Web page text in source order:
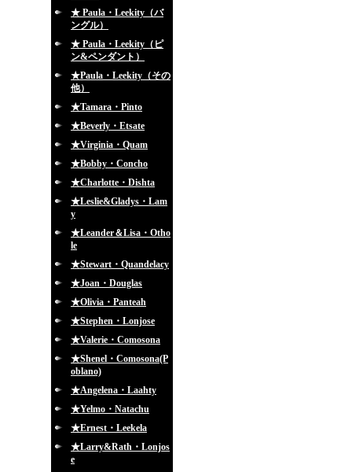
★ Paula・Leekity（バ
ングル）
★ Paula・Leekity（ピ
ン&ペンダント）
★Paula・Leekity（その
他）
★Tamara・Pinto
★Beverly・Etsate
★Virginia・Quam
★Bobby・Concho
★Charlotte・Dishta
★Leslie&Gladys・Lam
y
★Leander＆Lisa・Otho
le
★Stewart・Quandelacy
★Joan・Douglas
★Olivia・Panteah
★Stephen・Lonjose
★Valerie・Comosona
★Shenel・Comosona(P
oblano)
★Angelena・Laahty
★Yelmo・Natachu
★Ernest・Leekela
★Larry&Rath・Lonjos
e